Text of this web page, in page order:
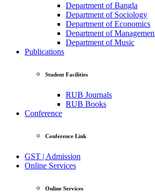
Department of Bangla
Department of Sociology
Department of Economics
Department of
Department of Music
Publications
Student Facilities
RUB Journals
RUB Books
Conference
Conference Link
GST | Admission
Online Services
Online Services